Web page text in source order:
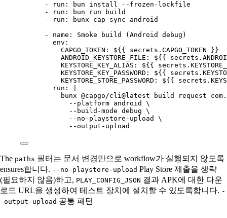
-
run :
bun install --frozen-lockfile
-
run :
bun run build
-
run :
bunx cap sync android
- name : Smoke build (Android debug)
env :
CAPGO_TOKEN : ${{ secrets.CAPGO_TOKEN }}
ANDROID_KEYSTORE_FILE : ${{
KEYSTORE_KEY_ALIAS : ${{
KEYSTORE_KEY_PASSWORD : ${{
KEYSTORE_STORE_PASSWORD : ${{
run :
bunx @capgo/cli@latest build request
--platform android \
--build-mode debug \
--no-playstore-upload \
--output-upload
The paths 필터는 문서 변경만으로 workflow가 실행되지 않도록
ensures합니다. --no-playstore-upload Play Store 제출을 생략
(필요하지 않음)하고, PLAY_CONFIG_JSON 결과 APK에 대한 다운
로드 URL을 생성하여 테스트 장치에 설치할 수 있도록합니다. -
-output-upload 공통 패턴